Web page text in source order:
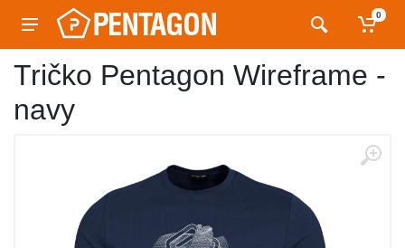
0
Tričko Pentagon Wireframe -
navy